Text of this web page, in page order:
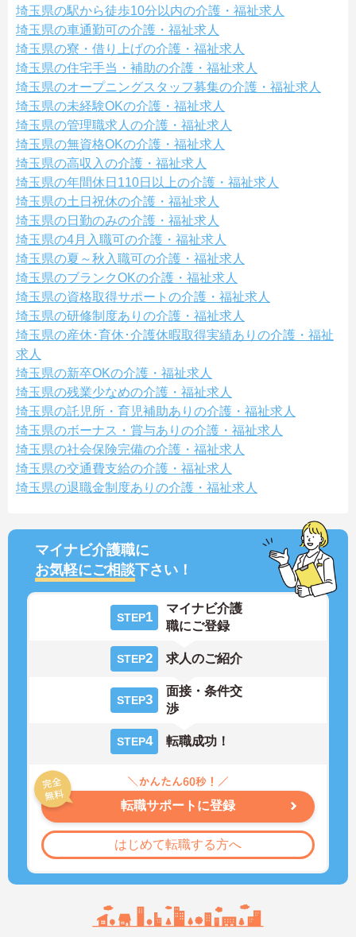
埼玉県の駅から徒歩10分以内の介護・福祉求人
埼玉県の車通勤可の介護・福祉求人
埼玉県の寮・借り上げの介護・福祉求人
埼玉県の住宅手当・補助の介護・福祉求人
埼玉県のオープニングスタッフ募集の介護・福祉求人
埼玉県の未経験OKの介護・福祉求人
埼玉県の管理職求人の介護・福祉求人
埼玉県の無資格OKの介護・福祉求人
埼玉県の高収入の介護・福祉求人
埼玉県の年間休日110日以上の介護・福祉求人
埼玉県の土日祝休の介護・福祉求人
埼玉県の日勤のみの介護・福祉求人
埼玉県の4月入職可の介護・福祉求人
埼玉県の夏～秋入職可の介護・福祉求人
埼玉県のブランクOKの介護・福祉求人
埼玉県の資格取得サポートの介護・福祉求人
埼玉県の研修制度ありの介護・福祉求人
埼玉県の産休･育休･介護休暇取得実績ありの介護・福祉
求人
埼玉県の新卒OKの介護・福祉求人
埼玉県の残業少なめの介護・福祉求人
埼玉県の託児所・育児補助ありの介護・福祉求人
埼玉県のボーナス・賞与ありの介護・福祉求人
埼玉県の社会保険完備の介護・福祉求人
埼玉県の交通費支給の介護・福祉求人
埼玉県の退職金制度ありの介護・福祉求人
マイナビ介護職に
お気軽にご相談下さい！
STEP1
マイナビ介護
職にご登録
STEP2 求人のご紹介
STEP3
面接・条件交
渉
STEP4 転職成功！
転職サポートに登録
はじめて転職する方へ